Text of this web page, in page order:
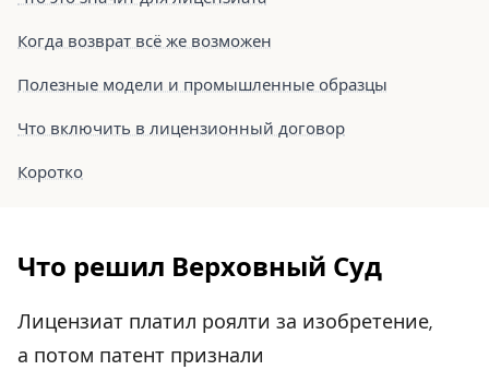
Когда возврат всё же возможен
Полезные модели и промышленные образцы
Что включить в лицензионный договор
Коротко
Что решил Верховный Суд
Лицензиат платил роялти за изобретение,
а потом патент признали